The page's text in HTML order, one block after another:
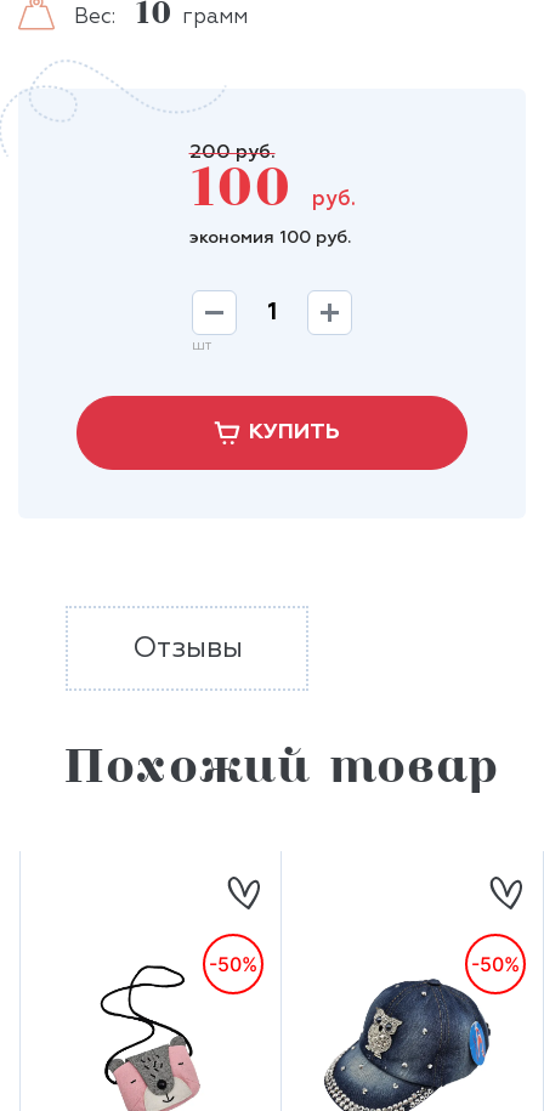
Вес: 10 грамм
200 руб.
100 руб.
экономия 100 руб.
шт
КУПИТЬ
Отзывы
Похожий товар
-50% -50%